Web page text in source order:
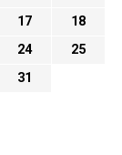
17
18
24
25
31